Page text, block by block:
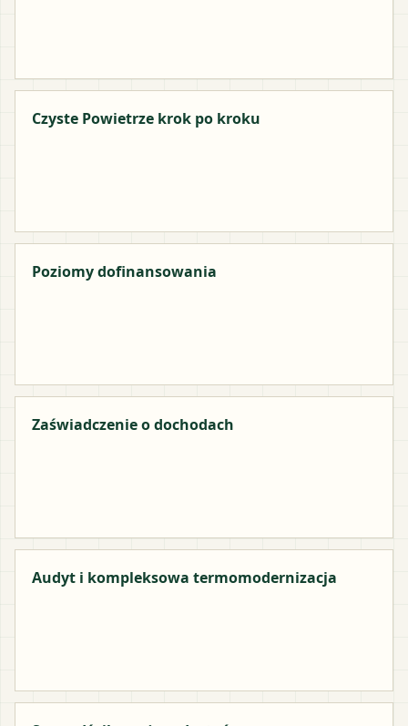
Czyste Powietrze krok po kroku
Poziomy dofinansowania
Zaświadczenie o dochodach
Audyt i kompleksowa termomodernizacja